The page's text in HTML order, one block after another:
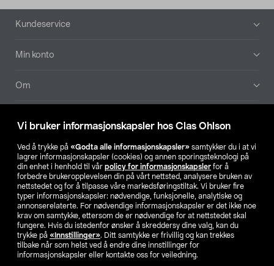
Vi bruker informasjonskapsler hos Clas Ohlson
Ved å trykke på «Godta alle informasjonskapsler» samtykker du i at vi
lagrer informasjonskapsler (cookies) og annen sporingsteknologi på
din enhet i henhold til vår policy for informasjonskapsler for å
forbedre brukeropplevelsen din på vårt nettsted, analysere bruken av
nettstedet og for å tilpasse våre markedsføringstiltak. Vi bruker fire
typer informasjonskapsler: nødvendige, funksjonelle, analytiske og
annonserelaterte. For nødvendige informasjonskapsler er det ikke noe
krav om samtykke, ettersom de er nødvendige for at nettstedet skal
fungere. Hvis du istedenfor ønsker å skreddersy dine valg, kan du
trykke på «Innstillinger». Ditt samtykke er frivillig og kan trekkes
tilbake når som helst ved å endre dine innstillinger for
informasjonskapsler eller kontakte oss for veiledning.
Bunntekst
Kundeservice
Min konto
Om
Våre selskaper
Finn din butikk
SE NO FI